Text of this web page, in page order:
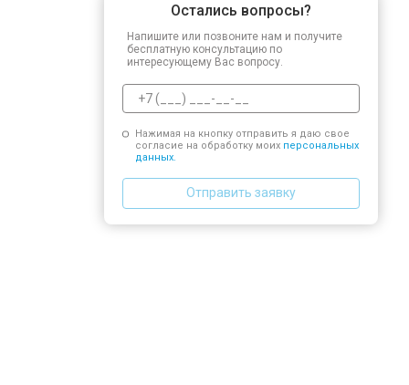
Остались вопросы?
Напишите или позвоните нам и получите
бесплатную консультацию по
интересующему Вас вопросу.
Нажимая на кнопку отправить я даю свое
согласие на обработку моих персональных
данных.
Отправить заявку